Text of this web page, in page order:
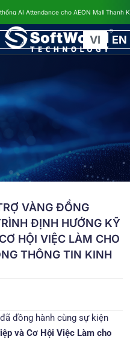
AI Attendance cho AEON Mall Thanh
VI EN
VÀNG ĐỒNG
ĐỊNH HƯỚNG KỸ
HỘI VIỆC LÀM CHO
THÔNG TIN KINH
đồng hành cùng sự kiện
và Cơ Hội Việc Làm cho